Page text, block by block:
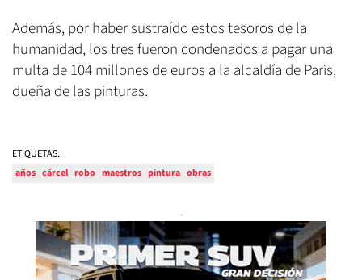
Además, por haber sustraído estos tesoros de la
humanidad, los tres fueron condenados a pagar una
multa de 104 millones de euros a la alcaldía de París,
dueña de las pinturas.
ETIQUETAS:
años cárcel robo maestros pintura obras